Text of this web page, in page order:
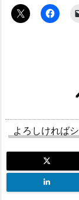
よろしければ